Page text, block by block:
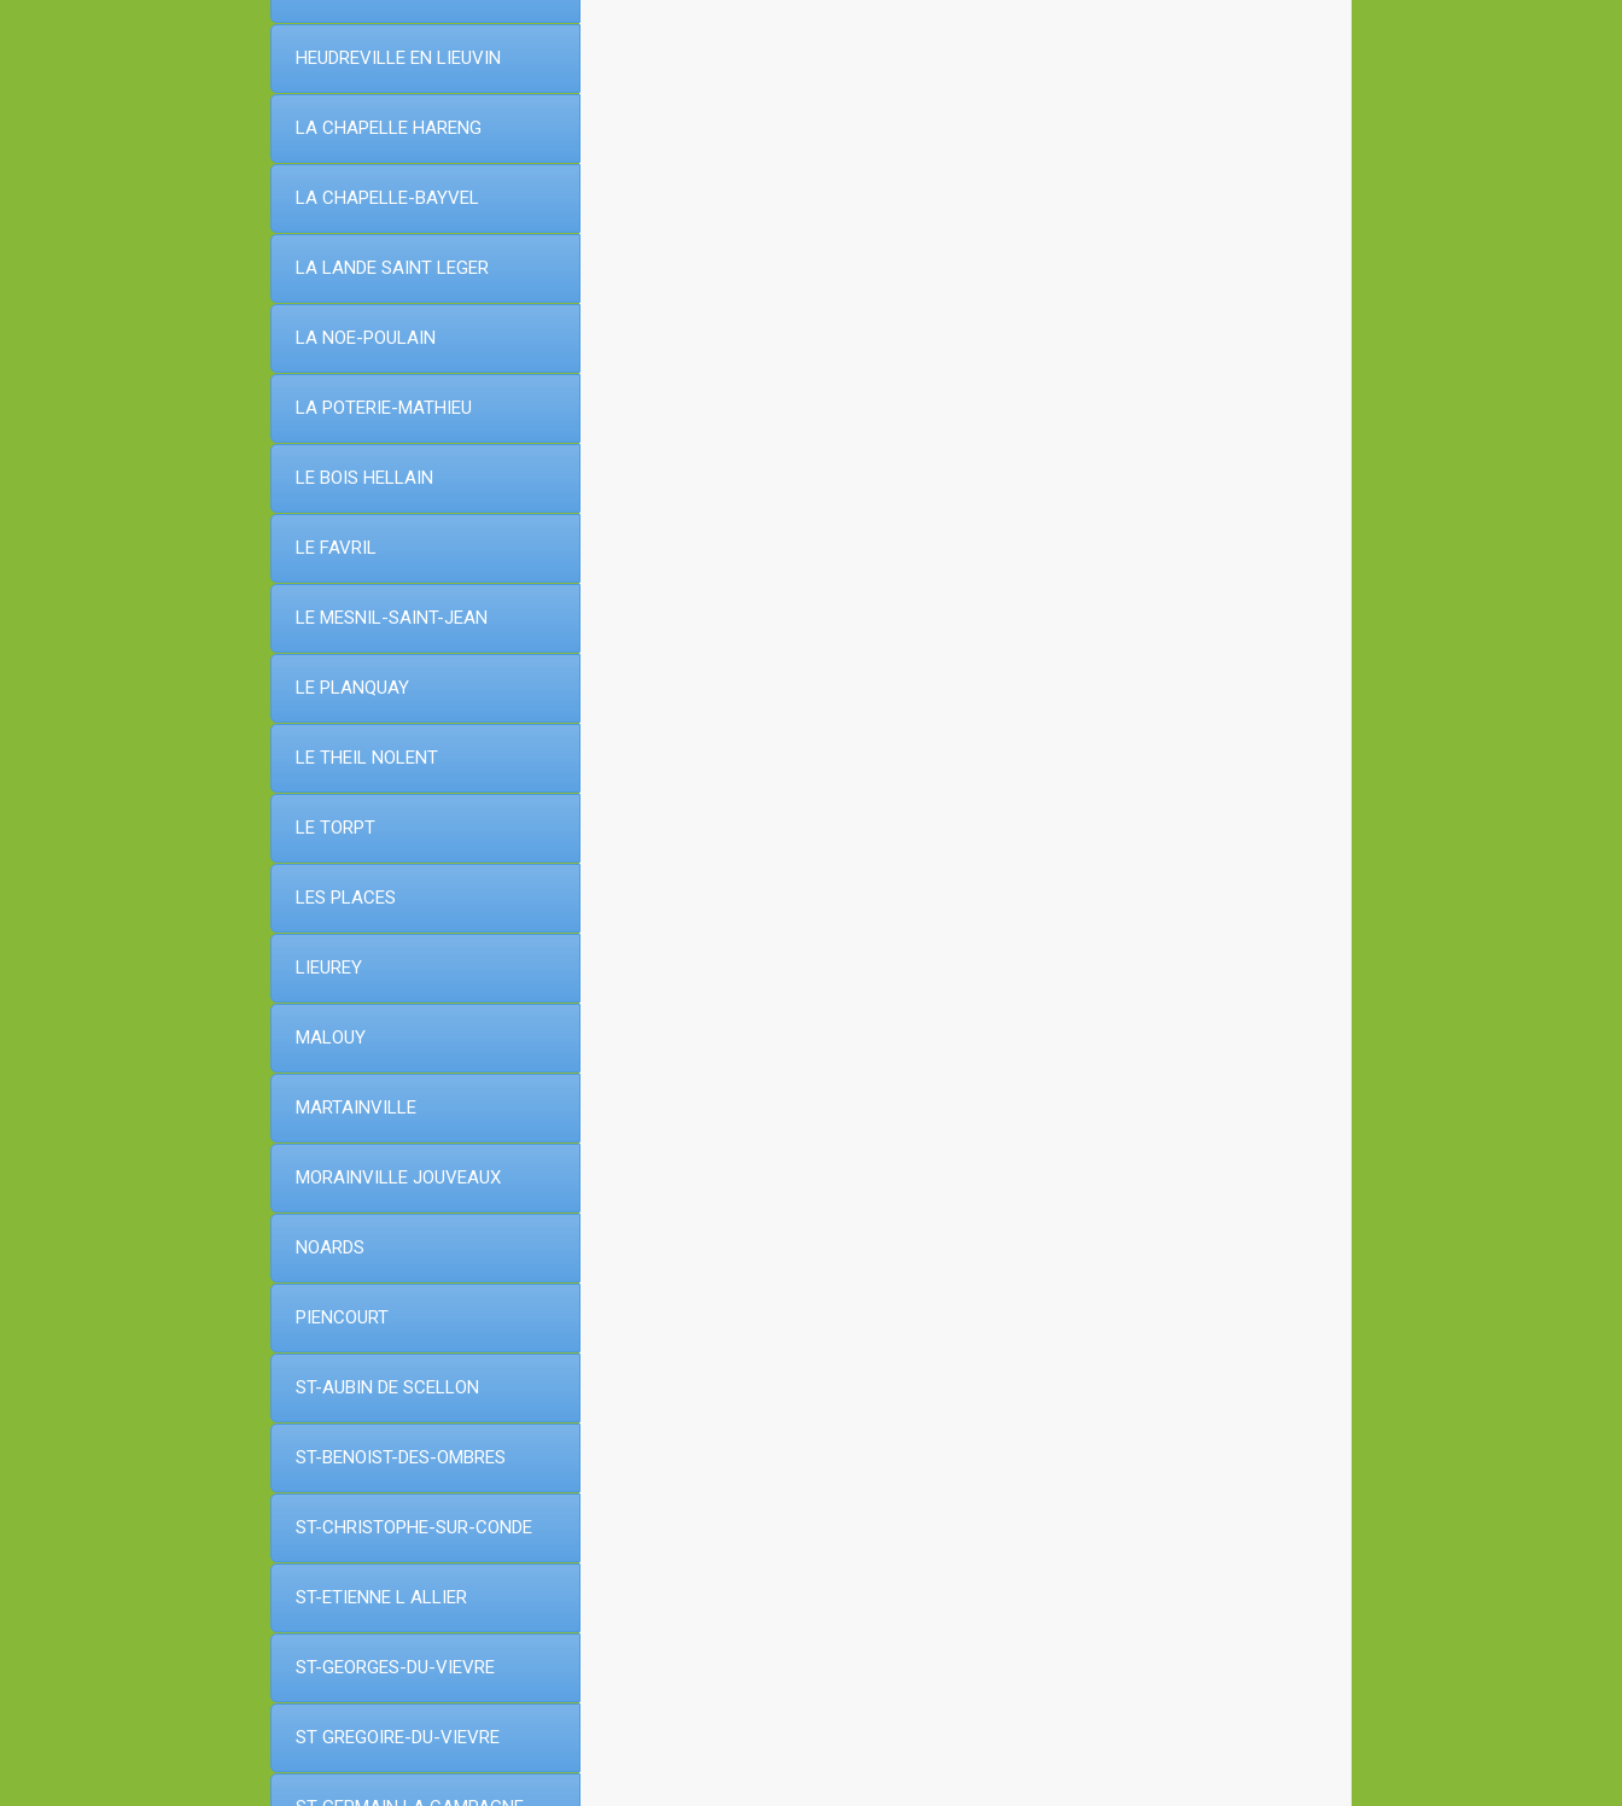
HEUDREVILLE EN LIEUVIN
LA CHAPELLE HARENG
LA CHAPELLE-BAYVEL
LA LANDE SAINT LEGER
LA NOE-POULAIN
LA POTERIE-MATHIEU
LE BOIS HELLAIN
LE FAVRIL
LE MESNIL-SAINT-JEAN
LE PLANQUAY
LE THEIL NOLENT
LE TORPT
LES PLACES
LIEUREY
MALOUY
MARTAINVILLE
MORAINVILLE JOUVEAUX
NOARDS
PIENCOURT
ST-AUBIN DE SCELLON
ST-BENOIST-DES-OMBRES
ST-CHRISTOPHE-SUR-CONDE
ST-ETIENNE L ALLIER
ST-GEORGES-DU-VIEVRE
ST GREGOIRE-DU-VIEVRE